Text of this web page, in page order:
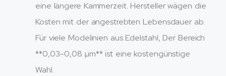
eine längere Kammerzeit. Hersteller wägen die
Kosten mit der angestrebten Lebensdauer ab.
Für viele Modelinien aus Edelstahl, Der Bereich
**0,03–0,08 µm** ist eine kostengünstige
Wahl.